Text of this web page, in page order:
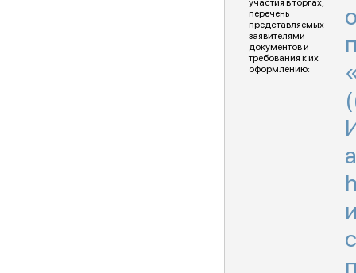
участия в торгах,
перечень
представляемых
заявителями
документов и
требования к их
оформлению: